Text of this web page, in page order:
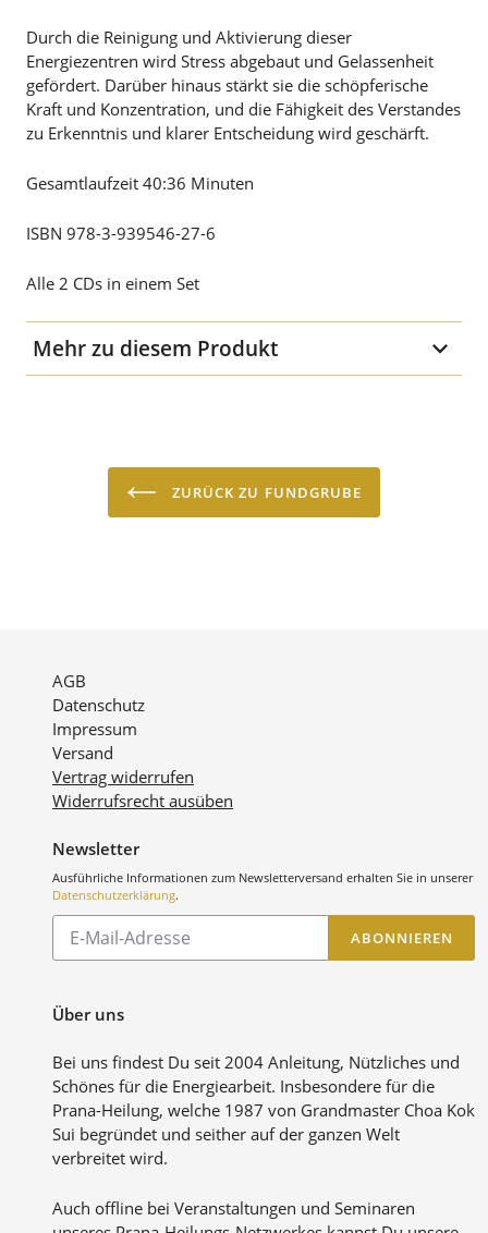
Durch die Reinigung und Aktivierung dieser
Energiezentren wird Stress abgebaut und Gelassenheit
gefördert. Darüber hinaus stärkt sie die schöpferische
Kraft und Konzentration, und die Fähigkeit des Verstandes
zu Erkenntnis und klarer Entscheidung wird geschärft.
Gesamtlaufzeit 40:36 Minuten
ISBN 978-3-939546-27-6
Alle 2 CDs in einem Set
Mehr zu diesem Produkt
ZURÜCK ZU FUNDGRUBE
AGB
Datenschutz
Impressum
Versand
Vertrag widerrufen
Widerrufsrecht ausüben
Newsletter
Ausführliche Informationen zum Newsletterversand erhalten Sie in unserer
Datenschutzerklärung.
Abonnieren
unsere
ABONNIEREN
Über uns
Bei uns findest Du seit 2004 Anleitung, Nützliches und
Schönes für die Energiearbeit. Insbesondere für die
Prana-Heilung, welche 1987 von Grandmaster Choa Kok
Sui begründet und seither auf der ganzen Welt
verbreitet wird.
Auch offline bei Veranstaltungen und Seminaren